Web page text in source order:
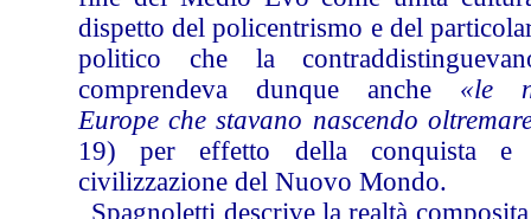
dispetto del policentrismo e del
politico che la
comprendeva dunque anche «le
Europe che stavano nascendo
19) per effetto della conquista e
civilizzazione del Nuovo Mondo.
Spagnoletti descrive la realtà